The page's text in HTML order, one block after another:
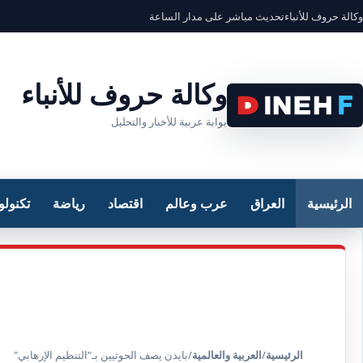
وكالة حروف للأنباءتحديث مباشر على مدار الساعة
وكالة حروف للأنباء
بوابة عربية للأخبار والتحليل
الرئيسية العراق عرب وعالم اقتصاد رياضة
الرئيسية/العربية والعالمية/بايدن يصف الحوثيين بـ"التنظيم الإرهابي"